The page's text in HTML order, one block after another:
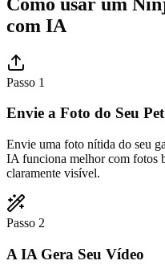
com IA
Passo 1
Envie a Foto do Seu Pet
Envie uma foto nítida do seu
IA funciona melhor com fotos
claramente visível.
Passo 2
A IA Gera Seu Vídeo